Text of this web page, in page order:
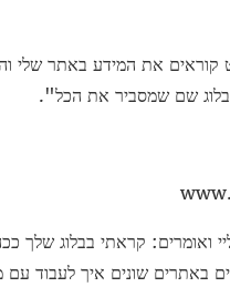
קוראים את המידע באתר שלי
בלוג שם שמסביר את הכל".
ואומרים: קראתי בבלוג שלך
באתרים שונים איך לעבוד עם